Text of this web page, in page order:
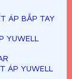
ÁP BẮP TAY
YUWELL
ÁP YUWELL